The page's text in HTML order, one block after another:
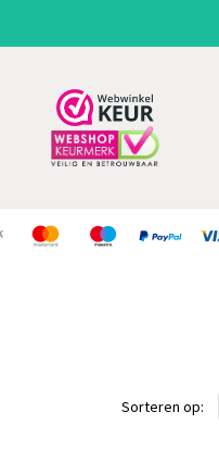
Sorteren op: